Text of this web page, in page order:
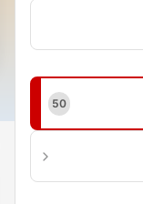
50